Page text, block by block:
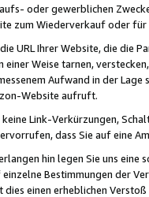
oder gewerblichen
zum Wiederverkauf oder
URL Ihrer Website, die die
einer Weise tarnen,
Aufwand in der
Website aufruft.
keine Link-Verkürzungen,
dass Sie auf eine
hin legen Sie uns
Bestimmungen der
einen erheblichen Verstoß